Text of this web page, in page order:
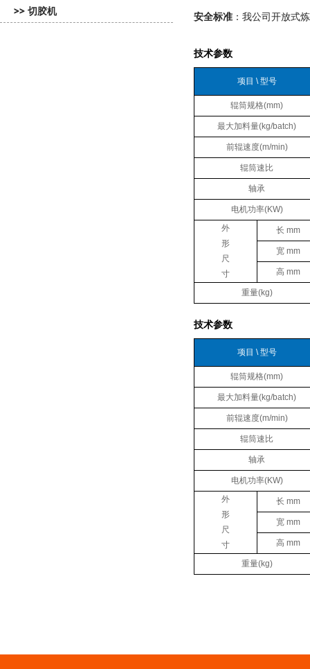
>> 切胶机
安全标准 ：我公司开放式
技术参数
项目 \ 型号
辊筒规格(mm)
最大加料量(kg/batch)
前辊速度(m/min)
辊筒速比
轴承
电机功率(KW)
外
形
尺
寸
长 mm
宽 mm
高 mm
重量(kg)
技术参数
项目 \ 型号
辊筒规格(mm)
最大加料量(kg/batch)
前辊速度(m/min)
辊筒速比
轴承
电机功率(KW)
外
形
尺
寸
长 mm
宽 mm
高 mm
重量(kg)